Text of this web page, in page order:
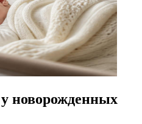
новорожденных